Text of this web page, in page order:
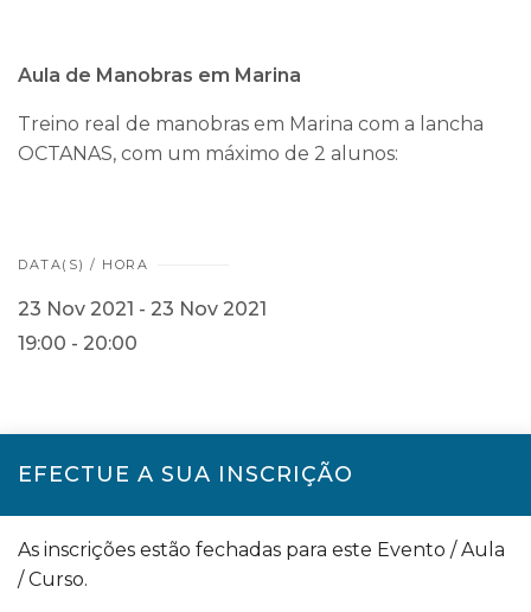
Aula de Manobras em Marina
Treino real de manobras em Marina com a lancha
OCTANAS, com um máximo de 2 alunos:
DATA(S) / HORA
23 Nov 2021 - 23 Nov 2021
19:00 - 20:00
EFECTUE A SUA INSCRIÇÃO
As inscrições estão fechadas para este Evento / Aula
/ Curso.